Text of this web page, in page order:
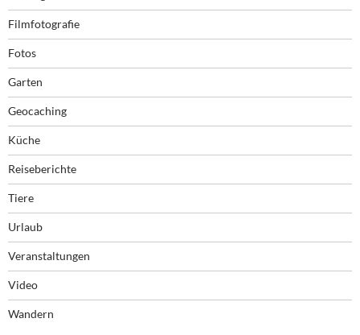
Filmfotografie
Fotos
Garten
Geocaching
Küche
Reiseberichte
Tiere
Urlaub
Veranstaltungen
Video
Wandern